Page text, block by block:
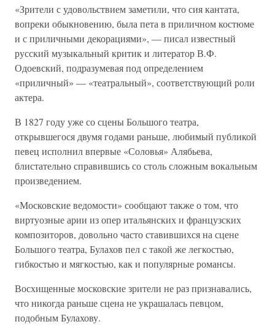
«Зрители с удовольствием заметили, что сия кантата,
вопреки обыкновению, была пета в приличном костюме
и с приличными декорациями», — писал известный
русский музыкальный критик и литератор В.Ф.
Одоевский, подразумевая под определением
«приличный» — «театральный», соответствующий роли
актера.
В 1827 году уже со сцены Большого театра,
открывшегося двумя годами раньше, любимый публикой
певец исполнил впервые «Соловья» Алябьева,
блистательно справившись со столь сложным вокальным
произведением.
«Московские ведомости» сообщают также о том, что
виртуозные арии из опер итальянских и французских
композиторов, довольно часто ставившихся на сцене
Большого театра, Булахов пел с такой же легкостью,
гибкостью и мягкостью, как и популярные романсы.
Восхищенные московские зрители не раз признавались,
что никогда раньше сцена не украшалась певцом,
подобным Булахову.